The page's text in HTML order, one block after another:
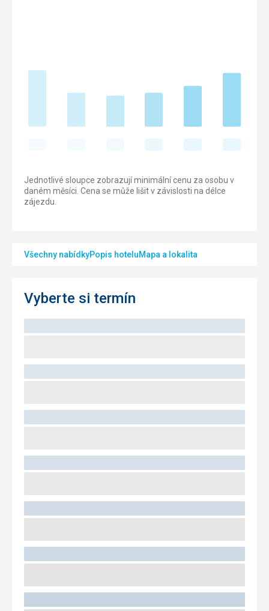
Jednotlivé sloupce zobrazují minimální cenu za osobu v
daném měsíci. Cena se může lišit v závislosti na délce
zájezdu.
Všechny nabídkyPopis hoteluMapa a lokalita
Vyberte si termín